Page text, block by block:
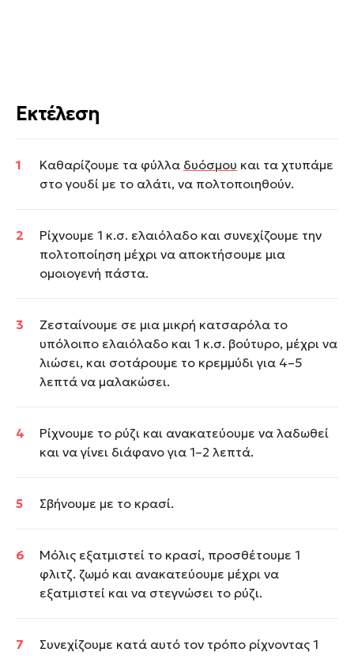
Εκτέλεση
Καθαρίζουμε τα φύλλα δυόσμου και τα χτυπάμε
στο γουδί με το αλάτι, να πολτοποιηθούν.
Ρίχνουμε 1 κ.σ. ελαιόλαδο και συνεχίζουμε την
πολτοποίηση μέχρι να αποκτήσουμε μια
ομοιογενή πάστα.
Ζεσταίνουμε σε μια μικρή κατσαρόλα το
υπόλοιπο ελαιόλαδο και 1 κ.σ. βούτυρο, μέχρι να
λιώσει, και σοτάρουμε το κρεμμύδι για 4–5
λεπτά να μαλακώσει.
Ρίχνουμε το ρύζι και ανακατεύουμε να λαδωθεί
και να γίνει διάφανο για 1–2 λεπτά.
Σβήνουμε με το κρασί.
Μόλις εξατμιστεί το κρασί, προσθέτουμε 1
φλιτζ. ζωμό και ανακατεύουμε μέχρι να
εξατμιστεί και να στεγνώσει το ρύζι.
Συνεχίζουμε κατά αυτό τον τρόπο ρίχνοντας 1